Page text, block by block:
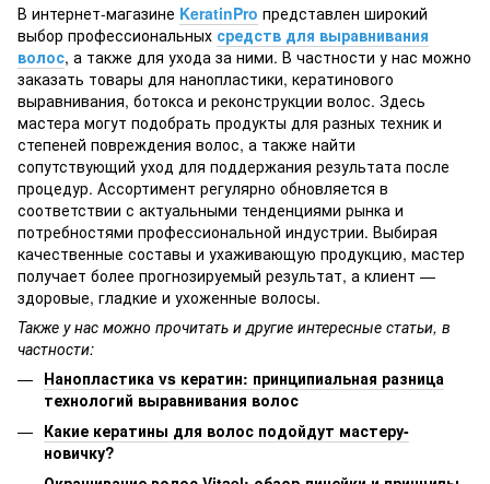
В интернет-магазине KeratinPro представлен широкий
выбор профессиональных средств для выравнивания
волос, а также для ухода за ними. В частности у нас можно
заказать товары для нанопластики, кератинового
выравнивания, ботокса и реконструкции волос. Здесь
мастера могут подобрать продукты для разных техник и
степеней повреждения волос, а также найти
сопутствующий уход для поддержания результата после
процедур. Ассортимент регулярно обновляется в
соответствии с актуальными тенденциями рынка и
потребностями профессиональной индустрии. Выбирая
качественные составы и ухаживающую продукцию, мастер
получает более прогнозируемый результат, а клиент —
здоровые, гладкие и ухоженные волосы.
Также у нас можно прочитать и другие интересные статьи, в
частности:
Нанопластика vs кератин: принципиальная разница
технологий выравнивания волос
Какие кератины для волос подойдут мастеру-
новичку?